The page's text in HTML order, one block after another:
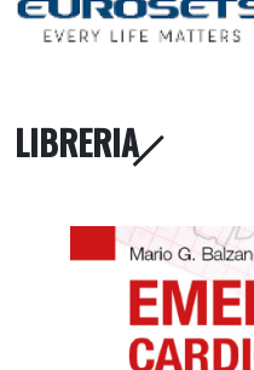
LIBRERIA